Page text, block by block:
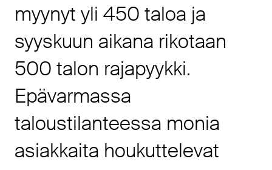
myynyt yli 450 taloa ja
syyskuun aikana rikotaan
500 talon rajapyykki.
Epävarmassa
taloustilanteessa monia
asiakkaita houkuttelevat